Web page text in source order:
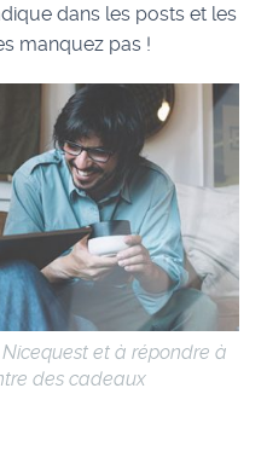
dans les posts et les
manquez pas !
et à répondre à
des cadeaux